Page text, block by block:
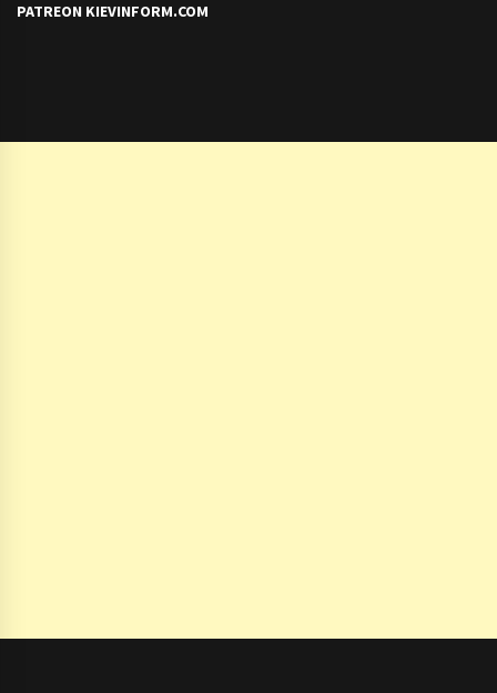
PATREON KIEVINFORM.COM